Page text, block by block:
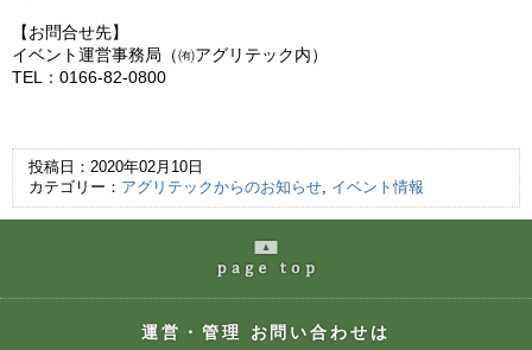
【お問合せ先】
イベント運営事務局（㈲アグリテック内）
TEL：0166-82-0800
投稿日：2020年02月10日
カテゴリー： アグリテックからのお知らせ イベント情報
運営・管理 お問い合わせは